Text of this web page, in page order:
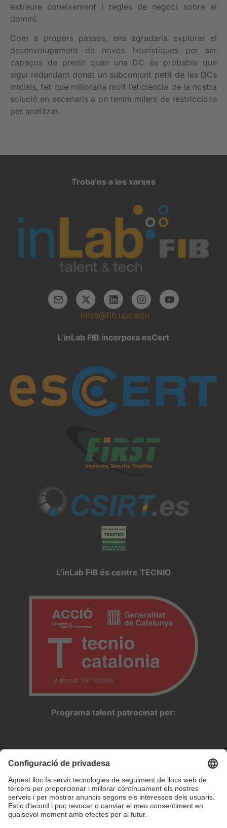
extreure coneixement i regles de negoci sobre el
domini.
Com a propers passos, ens agradaria explorar el
desenvolupament de noves heurístiques per ser
capaços de predir quan una DC és probable que
sigui redundant donat un subconjunt petit de les DCs
inicials, fet que milloraria molt l’eficiència de la nostra
solució en escenaris a on tenim milers de restriccions
per analitzar.
Troba’ns a les xarxes
inlab@fib.upc.edu
L’inLab FIB incorpora esCert
L’inLab FIB és centre TECNIO
Programa talent patrocinat per: